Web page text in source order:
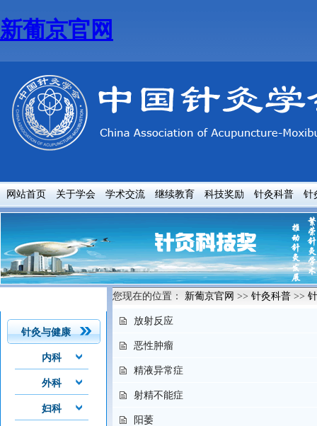
新葡京官网
网站首页 关于学会 学术交流 继续教育 科技奖励 针灸科普 针
针灸与健康
内科
外科
妇科
您现在的位置： 新葡京官网 >> 针灸科普 >>
放射反应
恶性肿瘤
精液异常症
射精不能症
阳萎